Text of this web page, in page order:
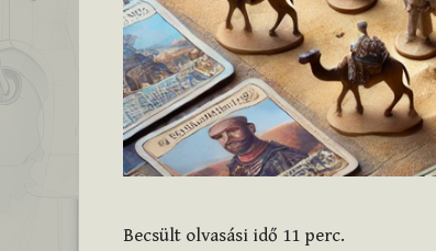
Becsült olvasási idő 11 perc.